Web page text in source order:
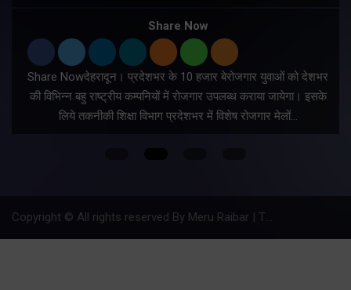
Share Now
Share Nowदेहरादून। प्रदेशभर के 10 हजार बेरोजगार युवाओं को देशभर
की विभिन्न बहु राष्ट्रीय कम्पनियों में रोजगार उपलब्ध कराया जायेगा। इसके
लिये तकनीकी शिक्षा विभाग प्रदेशभर में विशेष रोजगार मेलों…
Copyright © All rights reserved By Meru Raibar | Theme by